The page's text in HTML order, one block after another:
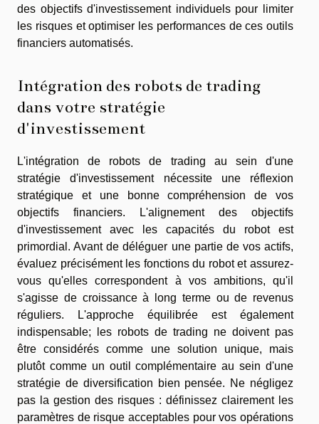
des objectifs d'investissement individuels pour limiter
les risques et optimiser les performances de ces outils
financiers automatisés.
Intégration des robots de trading
dans votre stratégie
d'investissement
L'intégration de robots de trading au sein d'une
stratégie d'investissement nécessite une réflexion
stratégique et une bonne compréhension de vos
objectifs financiers. L'alignement des objectifs
d'investissement avec les capacités du robot est
primordial. Avant de déléguer une partie de vos actifs,
évaluez précisément les fonctions du robot et assurez-
vous qu'elles correspondent à vos ambitions, qu'il
s'agisse de croissance à long terme ou de revenus
réguliers. L'approche équilibrée est également
indispensable; les robots de trading ne doivent pas
être considérés comme une solution unique, mais
plutôt comme un outil complémentaire au sein d'une
stratégie de diversification bien pensée. Ne négligez
pas la gestion des risques : définissez clairement les
paramètres de risque acceptables pour vos opérations